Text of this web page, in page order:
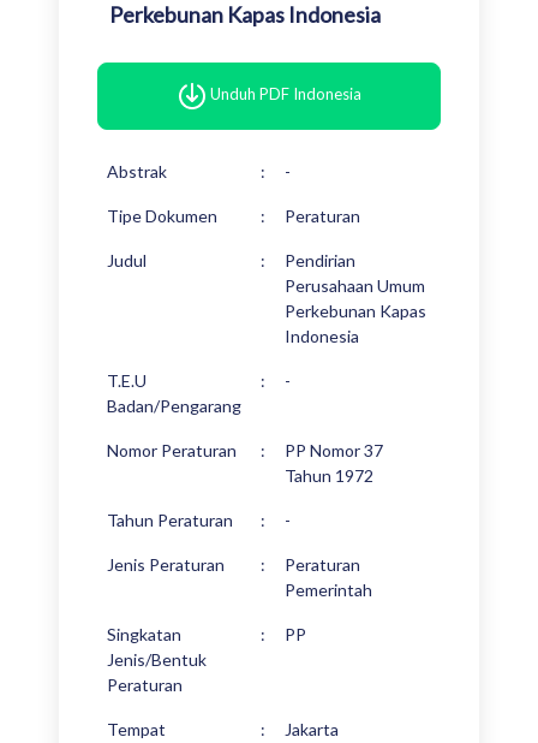
Perkebunan Kapas Indonesia
Unduh PDF Indonesia
Abstrak : -
Tipe Dokumen : Peraturan
Judul :
Pendirian
Perusahaan Umum
Perkebunan Kapas
Indonesia
T.E.U
Badan/Pengarang
: -
Nomor Peraturan :
PP Nomor 37
Tahun 1972
Tahun Peraturan : -
Jenis Peraturan :
Peraturan
Pemerintah
Singkatan
Jenis/Bentuk
Peraturan
: PP
Tempat
: Jakarta